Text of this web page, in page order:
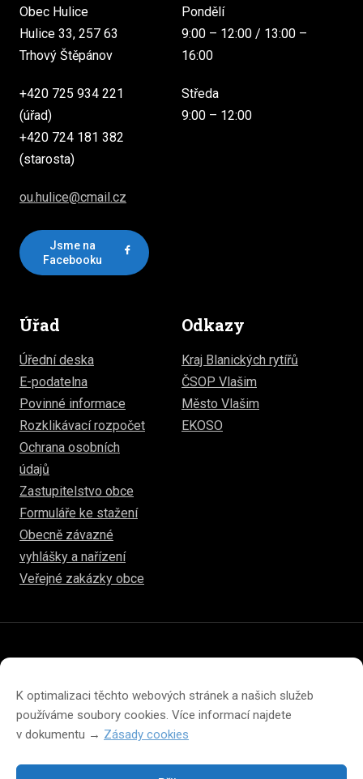
K optimalizaci těchto webových stránek a našich služeb
používáme soubory cookies. Více informací najdete
v dokumentu → Zásady cookies
Obec Hulice
Hulice 33, 257 63
Trhový Štěpánov
+420 725 934 221
(úřad)
+420 724 181 382
(starosta)
ou.hulice@cmail.cz
Jsme na
Facebooku
Pondělí
9:00 – 12:00 / 13:00 –
16:00
Středa
9:00 – 12:00
Úřad
Úřední deska
E-podatelna
Povinné informace
Rozklikávací rozpočet
Ochrana osobních
údajů
Zastupitelstvo obce
Formuláře ke stažení
Obecně závazné
vyhlášky a nařízení
Veřejné zakázky obce
Odkazy
Kraj Blanických rytířů
ČSOP Vlašim
Město Vlašim
EKOSO
Prohlášení o přístupnosti
Prohlášení o ochraně soukromí
Zásady cookies (EU)